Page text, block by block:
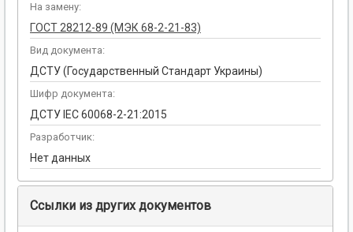
На замену:
ГОСТ 28212-89 (МЭК 68-2-21-83)
Вид документа:
ДСТУ (Государственный Стандарт Украины)
Шифр документа:
ДСТУ IEC 60068-2-21:2015
Разработчик:
Нет данных
Ссылки из других документов